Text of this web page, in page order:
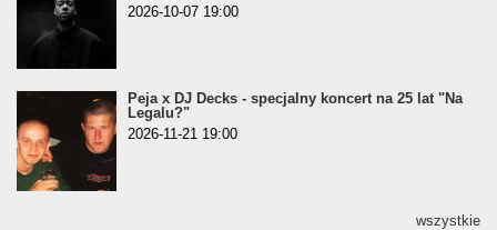
2026-10-07 19:00
Peja x DJ Decks - specjalny koncert na 25 lat "Na
Legalu?"
2026-11-21 19:00
wszystkie